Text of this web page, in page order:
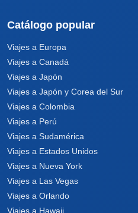
Catálogo popular
Viajes a Europa
Viajes a Canadá
Viajes a Japón
Viajes a Japón y Corea del Sur
Viajes a Colombia
Viajes a Perú
Viajes a Sudamérica
Viajes a Estados Unidos
Viajes a Nueva York
Viajes a Las Vegas
Viajes a Orlando
Viajes a Hawaii